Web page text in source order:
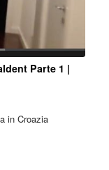
Parte 1 |
in Croazia